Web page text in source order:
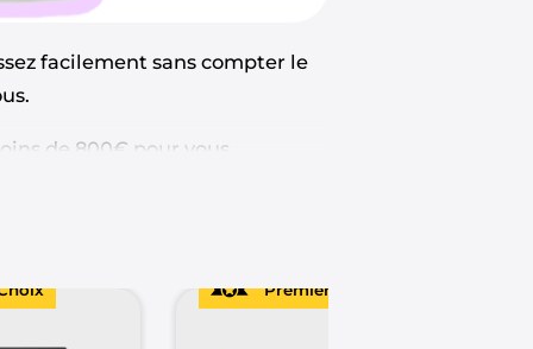
facilement sans compter le
de 800€ pour vous
Premier Choix